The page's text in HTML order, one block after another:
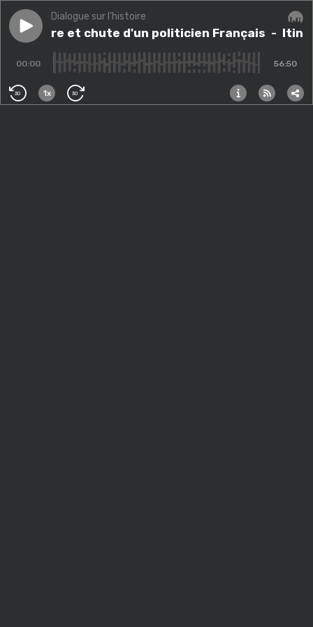
Play episodeItinéraire et chute d'un politicien Français
Dialogue sur l'histoire
Itinéraire et chute d'un politicien Français -
00:00 56:50
30 1x 30